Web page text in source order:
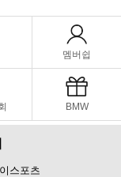
멤버쉽
BMW
스포츠